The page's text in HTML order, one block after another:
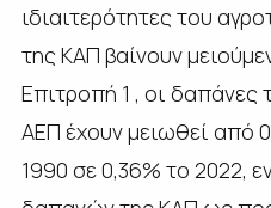
ιδιαιτερότητες του
της ΚΑΠ βαίνουν
Επιτροπή 1 , οι
ΑΕΠ έχουν μειωθεί από
1990 σε 0,36% το 2022,